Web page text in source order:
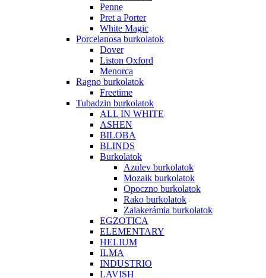
Penne
Pret a Porter
White Magic
Porcelanosa burkolatok
Dover
Liston Oxford
Menorca
Ragno burkolatok
Freetime
Tubadzin burkolatok
ALL IN WHITE
ASHEN
BILOBA
BLINDS
Burkolatok
Azulev burkolatok
Mozaik burkolatok
Opoczno burkolatok
Rako burkolatok
Zalakerámia burkolatok
EGZOTICA
ELEMENTARY
HELIUM
ILMA
INDUSTRIO
LAVISH